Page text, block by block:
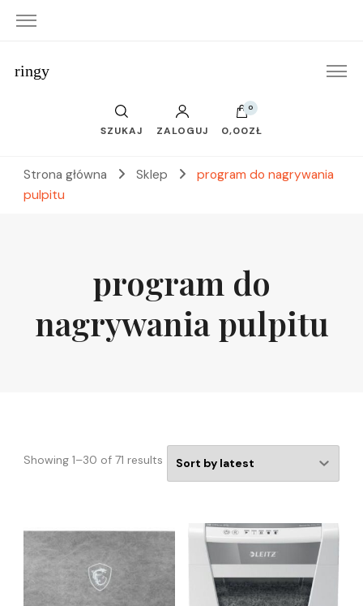
ringy
SZUKAJ ZALOGUJ
0
0,00ZŁ
Strona główna Sklep
program do nagrywania
pulpitu
program do
nagrywania pulpitu
Showing 1–30 of 71 results